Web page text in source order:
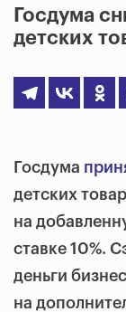
Госдума
детских
Госдума
детских
на
ставке 10%.
деньги
на